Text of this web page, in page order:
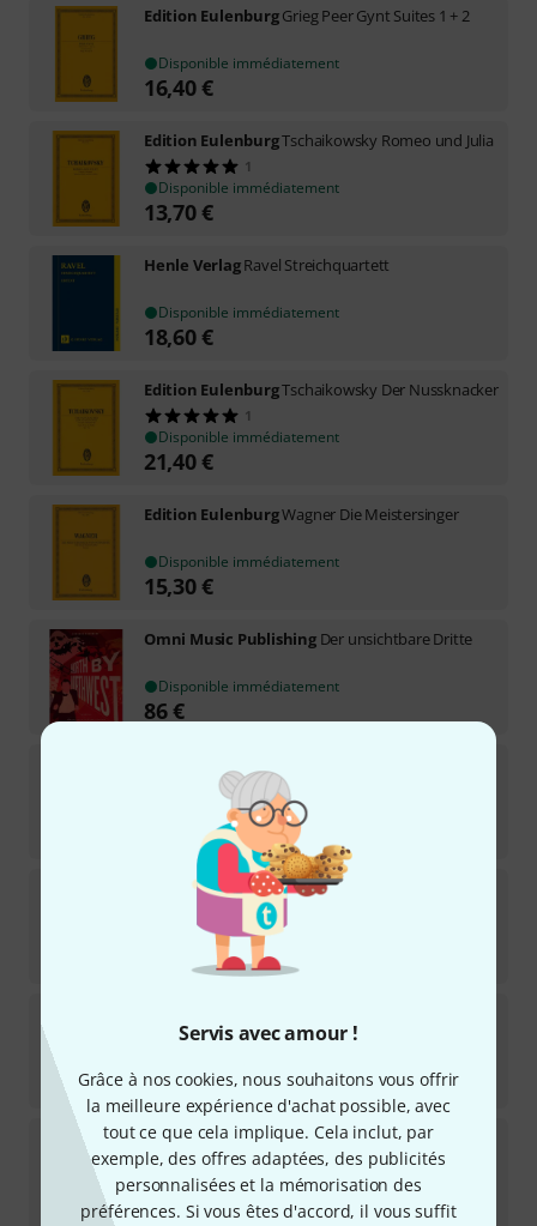
Servis avec amour !
Grâce à nos cookies, nous souhaitons vous offrir
la meilleure expérience d'achat possible, avec
tout ce que cela implique. Cela inclut, par
exemple, des offres adaptées, des publicités
personnalisées et la mémorisation des
préférences. Si vous êtes d'accord, il vous suffit
Edition EulenburgGrieg Peer Gynt Suites 1 + 2
Disponible immédiatement
16,40€
Edition EulenburgTschaikowsky Romeo und Julia
1
Disponible immédiatement
13,70€
Henle VerlagRavel Streichquartett
Disponible immédiatement
18,60€
Edition EulenburgTschaikowsky Der Nussknacker
1
Disponible immédiatement
21,40€
Edition EulenburgWagner Die Meistersinger
Disponible immédiatement
15,30€
Omni Music Publishing Der unsichtbare Dritte
Disponible immédiatement
86€
Disponible immédiatement
Edition EulenburgHindemith Symphonic
Disponible immédiatement
13,90€
Edition EulenburgBruckner Sinfonie Nr. 9 d-moll
Disponible immédiatement
26€